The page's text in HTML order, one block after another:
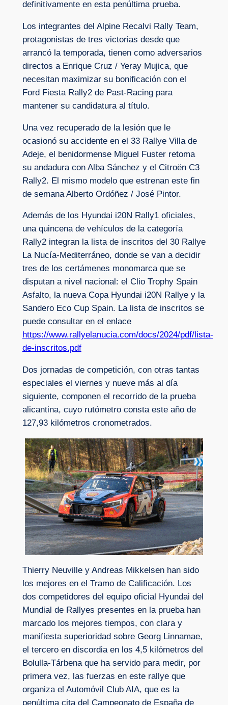
definitivamente en esta penúltima prueba.
Los integrantes del Alpine Recalvi Rally Team,
protagonistas de tres victorias desde que
arrancó la temporada, tienen como adversarios
directos a Enrique Cruz / Yeray Mujica, que
necesitan maximizar su bonificación con el
Ford Fiesta Rally2 de Past-Racing para
mantener su candidatura al título.
Una vez recuperado de la lesión que le
ocasionó su accidente en el 33 Rallye Villa de
Adeje, el benidormense Miguel Fuster retoma
su andadura con Alba Sánchez y el Citroën C3
Rally2. El mismo modelo que estrenan este fin
de semana Alberto Ordóñez / José Pintor.
Además de los Hyundai i20N Rally1 oficiales,
una quincena de vehículos de la categoría
Rally2 integran la lista de inscritos del 30 Rallye
La Nucía-Mediterráneo, donde se van a decidir
tres de los certámenes monomarca que se
disputan a nivel nacional: el Clio Trophy Spain
Asfalto, la nueva Copa Hyundai i20N Rallye y la
Sandero Eco Cup Spain. La lista de inscritos se
puede consultar en el enlace
https://www.rallyelanucia.com/docs/2024/pdf/lista-
de-inscritos.pdf
Dos jornadas de competición, con otras tantas
especiales el viernes y nueve más al día
siguiente, componen el recorrido de la prueba
alicantina, cuyo rutómetro consta este año de
127,93 kilómetros cronometrados.
Thierry Neuville y Andreas Mikkelsen han sido
los mejores en el Tramo de Calificación. Los
dos competidores del equipo oficial Hyundai del
Mundial de Rallyes presentes en la prueba han
marcado los mejores tiempos, con clara y
manifiesta superioridad sobre Georg Linnamae,
el tercero en discordia en los 4,5 kilómetros del
Bolulla-Tárbena que ha servido para medir, por
primera vez, las fuerzas en este rallye que
organiza el Automóvil Club AIA, que es la
penúltima cita del Campeonato de España de